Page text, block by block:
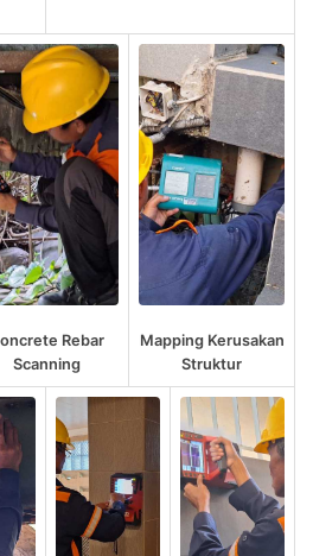
Rebar
Scanning
Mapping Kerusakan
Struktur